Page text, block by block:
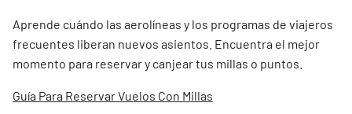
Aprende cuándo las aerolíneas y los programas de viajeros
frecuentes liberan nuevos asientos. Encuentra el mejor
momento para reservar y canjear tus millas o puntos.
Guía Para Reservar Vuelos Con Millas